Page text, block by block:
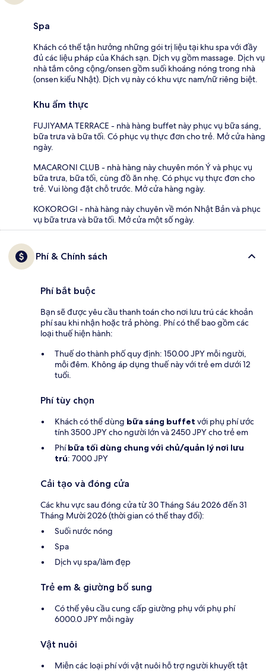
Spa
Khách có thể tận hưởng những gói trị liệu tại khu spa với đầy
đủ các liệu pháp của Khách sạn. Dịch vụ gồm massage. Dịch vụ
nhà tắm công cộng/onsen gồm suối khoáng nóng trong nhà
(onsen kiểu Nhật). Dịch vụ này có khu vực nam/nữ riêng biệt.
Khu ẩm thực
FUJIYAMA TERRACE - nhà hàng buffet này phục vụ bữa sáng,
bữa trưa và bữa tối. Có phục vụ thực đơn cho trẻ. Mở cửa hàng
ngày.
MACARONI CLUB - nhà hàng này chuyên món Ý và phục vụ
bữa trưa, bữa tối, cùng đồ ăn nhẹ. Có phục vụ thực đơn cho
trẻ. Vui lòng đặt chỗ trước. Mở cửa hàng ngày.
KOKOROGI - nhà hàng này chuyên về món Nhật Bản và phục
vụ bữa trưa và bữa tối. Mở cửa một số ngày.
Phí & Chính sách
Phí bắt buộc
Bạn sẽ được yêu cầu thanh toán cho nơi lưu trú các khoản
phí sau khi nhận hoặc trả phòng. Phí có thể bao gồm các
loại thuế hiện hành:
Thuế do thành phố quy định: 150.00 JPY mỗi người,
mỗi đêm. Không áp dụng thuế này với trẻ em dưới 12
tuổi.
Phí tùy chọn
Khách có thể dùng bữa sáng buffet với phụ phí ước
tính 3500 JPY cho người lớn và 2450 JPY cho trẻ em
Phíbữa tối dùng chung với chủ/quản lý nơi lưu
trú: 7000 JPY
Cải tạo và đóng cửa
Các khu vực sau đóng cửa từ 30 Tháng Sáu 2026 đến 31
Tháng Mười 2026 (thời gian có thể thay đổi):
Suối nước nóng
Spa
Dịch vụ spa/làm đẹp
Trẻ em & giường bổ sung
Có thể yêu cầu cung cấp giường phụ với phụ phí
6000.0 JPY mỗi ngày
Vật nuôi
Miễn các loại phí với vật nuôi hỗ trợ người khuyết tật